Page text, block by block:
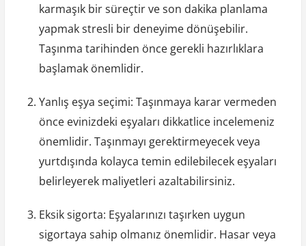
karmaşık bir süreçtir ve son dakika planlama
yapmak stresli bir deneyime dönüşebilir.
Taşınma tarihinden önce gerekli hazırlıklara
başlamak önemlidir.
Yanlış eşya seçimi: Taşınmaya karar vermeden
önce evinizdeki eşyaları dikkatlice incelemeniz
önemlidir. Taşınmayı gerektirmeyecek veya
yurtdışında kolayca temin edilebilecek eşyaları
belirleyerek maliyetleri azaltabilirsiniz.
Eksik sigorta: Eşyalarınızı taşırken uygun
sigortaya sahip olmanız önemlidir. Hasar veya